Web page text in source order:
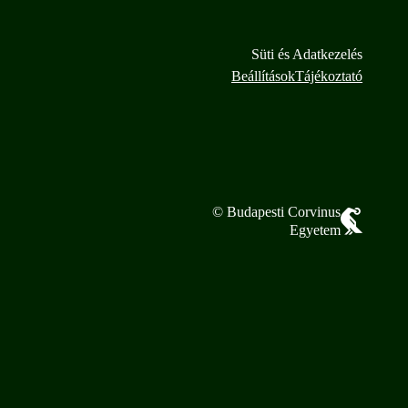
Süti és Adatkezelés
BeállításokTájékoztató
© Budapesti Corvinus
Egyetem